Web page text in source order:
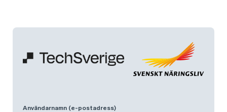
Användarnamn (e-postadress)